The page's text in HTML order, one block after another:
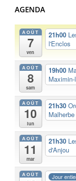
AGENDA
AOÛT
7
ven
21h00
l'Enclos
AOÛT
8
sam
19h00
AOÛT
10
lun
21h30
Malherbe
AOÛT
11
mar
21h30
d'Anjou
AOÛT Jour